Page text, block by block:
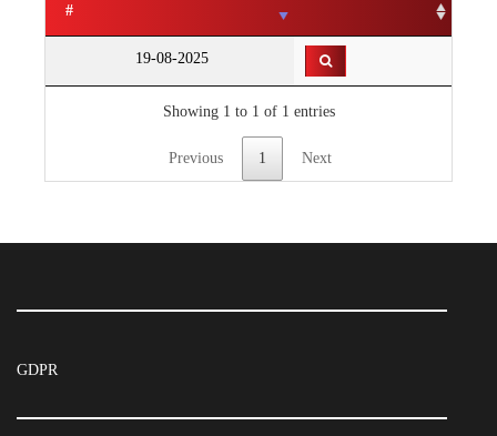
#
19-08-2025
Showing 1 to 1 of 1 entries
Previous 1 Next
GDPR